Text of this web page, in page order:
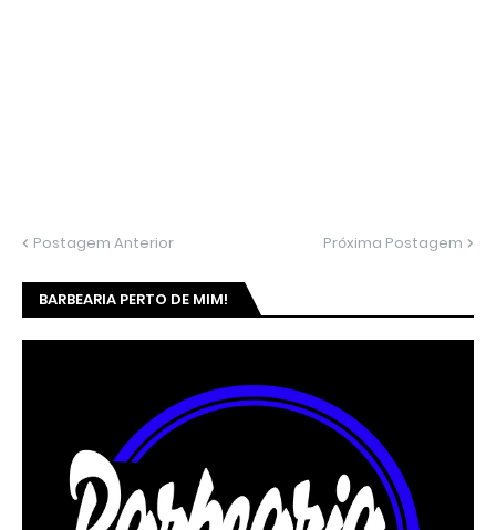
Postagem Anterior Próxima Postagem
BARBEARIA PERTO DE MIM!